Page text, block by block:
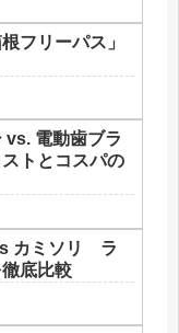
フリーパス」
vs. 電動歯ブラ
トとコスパの
カミソリ ラ
底比較